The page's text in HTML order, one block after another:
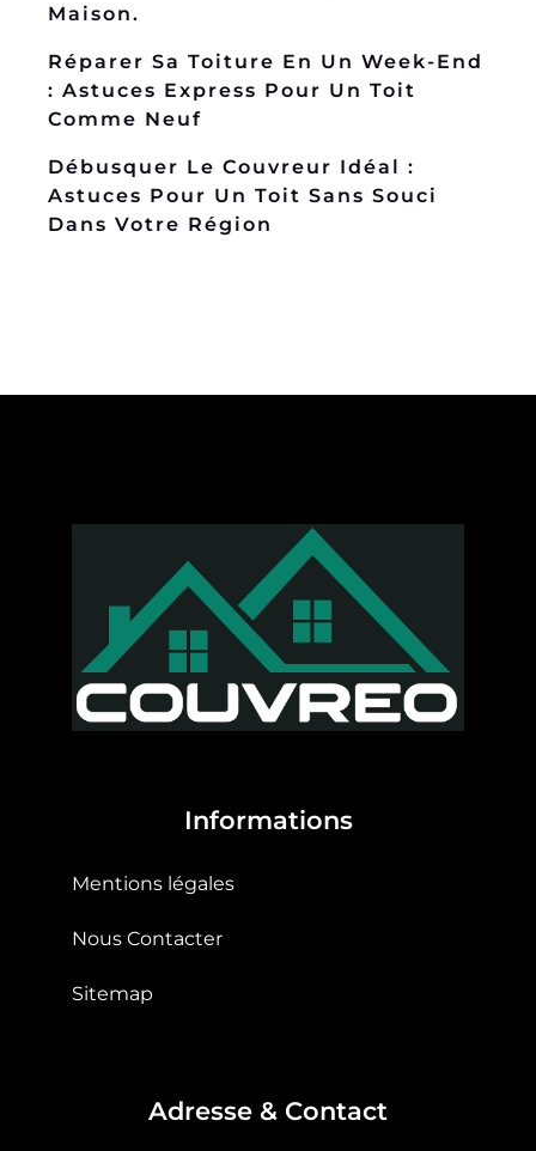
Maison.
Réparer Sa Toiture En Un Week-End
: Astuces Express Pour Un Toit
Comme Neuf
Débusquer Le Couvreur Idéal :
Astuces Pour Un Toit Sans Souci
Dans Votre Région
Informations
Mentions légales
Nous Contacter
Sitemap
Adresse & Contact